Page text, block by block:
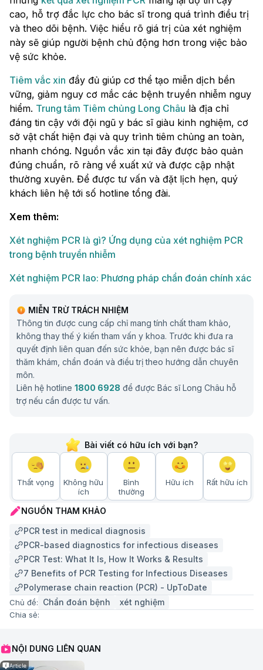
cao, hỗ trợ đắc lực cho bác sĩ trong quá trình điều trị
và theo dõi bệnh. Việc hiểu rõ giá trị của xét nghiệm
này sẽ giúp người bệnh chủ động hơn trong việc bảo
vệ sức khỏe.
Tiêm vắc xin đầy đủ giúp cơ thể tạo miễn dịch bền
vững, giảm nguy cơ mắc các bệnh truyền nhiễm nguy
hiểm. Trung tâm Tiêm chủng Long Châu là địa chỉ
đáng tin cậy với đội ngũ y bác sĩ giàu kinh nghiệm, cơ
sở vật chất hiện đại và quy trình tiêm chủng an toàn,
nhanh chóng. Nguồn vắc xin tại đây được bảo quản
đúng chuẩn, rõ ràng về xuất xứ và được cập nhật
thường xuyên. Để được tư vấn và đặt lịch hẹn, quý
khách liên hệ tới số hotline tổng đài.
Xem thêm:
Xét nghiệm PCR là gì? Ứng dụng của xét nghiệm PCR
trong bệnh truyền nhiễm
Xét nghiệm PCR lao: Phương pháp chẩn đoán chính xác
MIỄN TRỪ TRÁCH NHIỆM
Thông tin được cung cấp chỉ mang tính chất tham khảo,
không thay thế ý kiến tham vấn y khoa. Trước khi đưa ra
quyết định liên quan đến sức khỏe, bạn nên được bác sĩ
thăm khám, chẩn đoán và điều trị theo hướng dẫn chuyên
môn.
Liên hệ hotline 1800 6928 để được Bác sĩ Long Châu hỗ
trợ nếu cần được tư vấn.
Bài viết có hữu ích với bạn?
Thất vọng
Không hữu
ích
Bình
thường
Hữu ích Rất hữu ích
NGUỒN THAM KHẢO
PCR test in medical diagnosis
PCR-based diagnostics for infectious diseases
PCR Test: What It Is, How It Works & Results
7 Benefits of PCR Testing for Infectious Diseases
Polymerase chain reaction (PCR) - UpToDate
Chủ đề: Chẩn đoán bệnh xét nghiệm
Chia sẻ:
NỘI DUNG LIÊN QUAN
Article